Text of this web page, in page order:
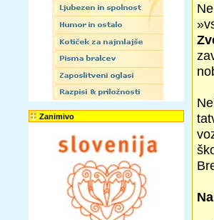
Zanimivo